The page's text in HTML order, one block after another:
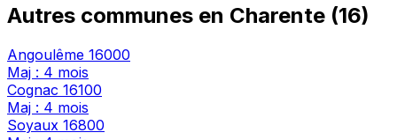
Autres communes en Charente (16)
Angoulême 16000
Maj : 4 mois
Cognac 16100
Maj : 4 mois
Soyaux 16800